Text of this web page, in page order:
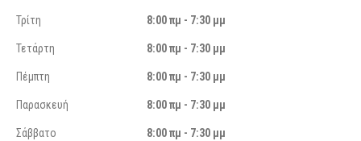
Τρίτη 8:00 πμ - 7:30 μμ
Τετάρτη 8:00 πμ - 7:30 μμ
Πέμπτη 8:00 πμ - 7:30 μμ
Παρασκευή 8:00 πμ - 7:30 μμ
Σάββατο 8:00 πμ - 7:30 μμ